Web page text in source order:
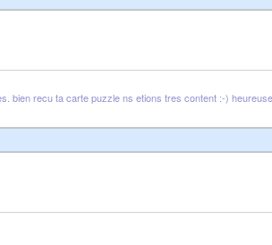
bien recu ta carte puzzle ns etions tres content :-)